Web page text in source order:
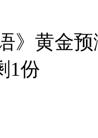
》黄金
1份